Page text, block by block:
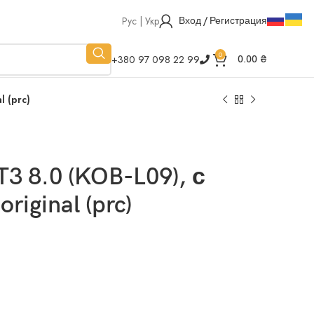
Рус | Укр Вход / Регистрация
+380 97 098 22 99 0 0.00 ₴
(prc)
8.0 (KOB-L09), с
(prc)